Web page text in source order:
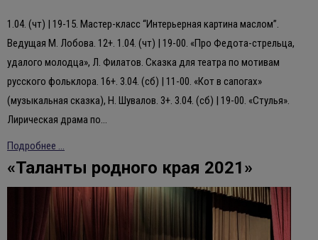
1.04. (чт) | 19-15. Мастер-класс “Интерьерная картина маслом”.
Ведущая М. Лобова. 12+. 1.04. (чт) | 19-00. «Про Федота-стрельца,
удалого молодца», Л. Филатов. Сказка для театра по мотивам
русского фольклора. 16+. 3.04. (сб) | 11-00. «Кот в сапогах»
(музыкальная сказка), Н. Шувалов. 3+. 3.04. (сб) | 19-00. «Стулья».
Лирическая драма по…
Подробнее ...
«Таланты родного края 2021»